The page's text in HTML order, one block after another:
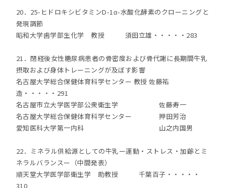
20．25-ヒドロキシビタミンD-1α-水酸化酵素のクローニングと
発現調節
昭和大学歯学部生化学 教授 須田立雄・・・・・283
21．閉経後女性糖尿病患者の骨密度および骨代謝に長期間牛乳
摂取および身体トレーニングが及ぼす影響
名古屋大学総合保健体育科学センター 教授 佐藤祐
造・・・・・291
名古屋市立大学医学部公衆衛生学 佐藤寿一
名古屋大学総合保健体育科学センター 押田芳治
愛知医科大学第一内科 山之内国男
22．ミネラル供給源としての牛乳ー運動・ストレス・加齢とミ
ネラルバランスー（中間発表）
順天堂大学医学部衛生学 助教授 千葉百子・・・・・
310